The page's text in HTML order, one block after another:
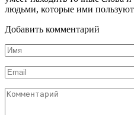
людьми, которые ими
Добавить комментарий
Имя
*
Email
*
Комментарий